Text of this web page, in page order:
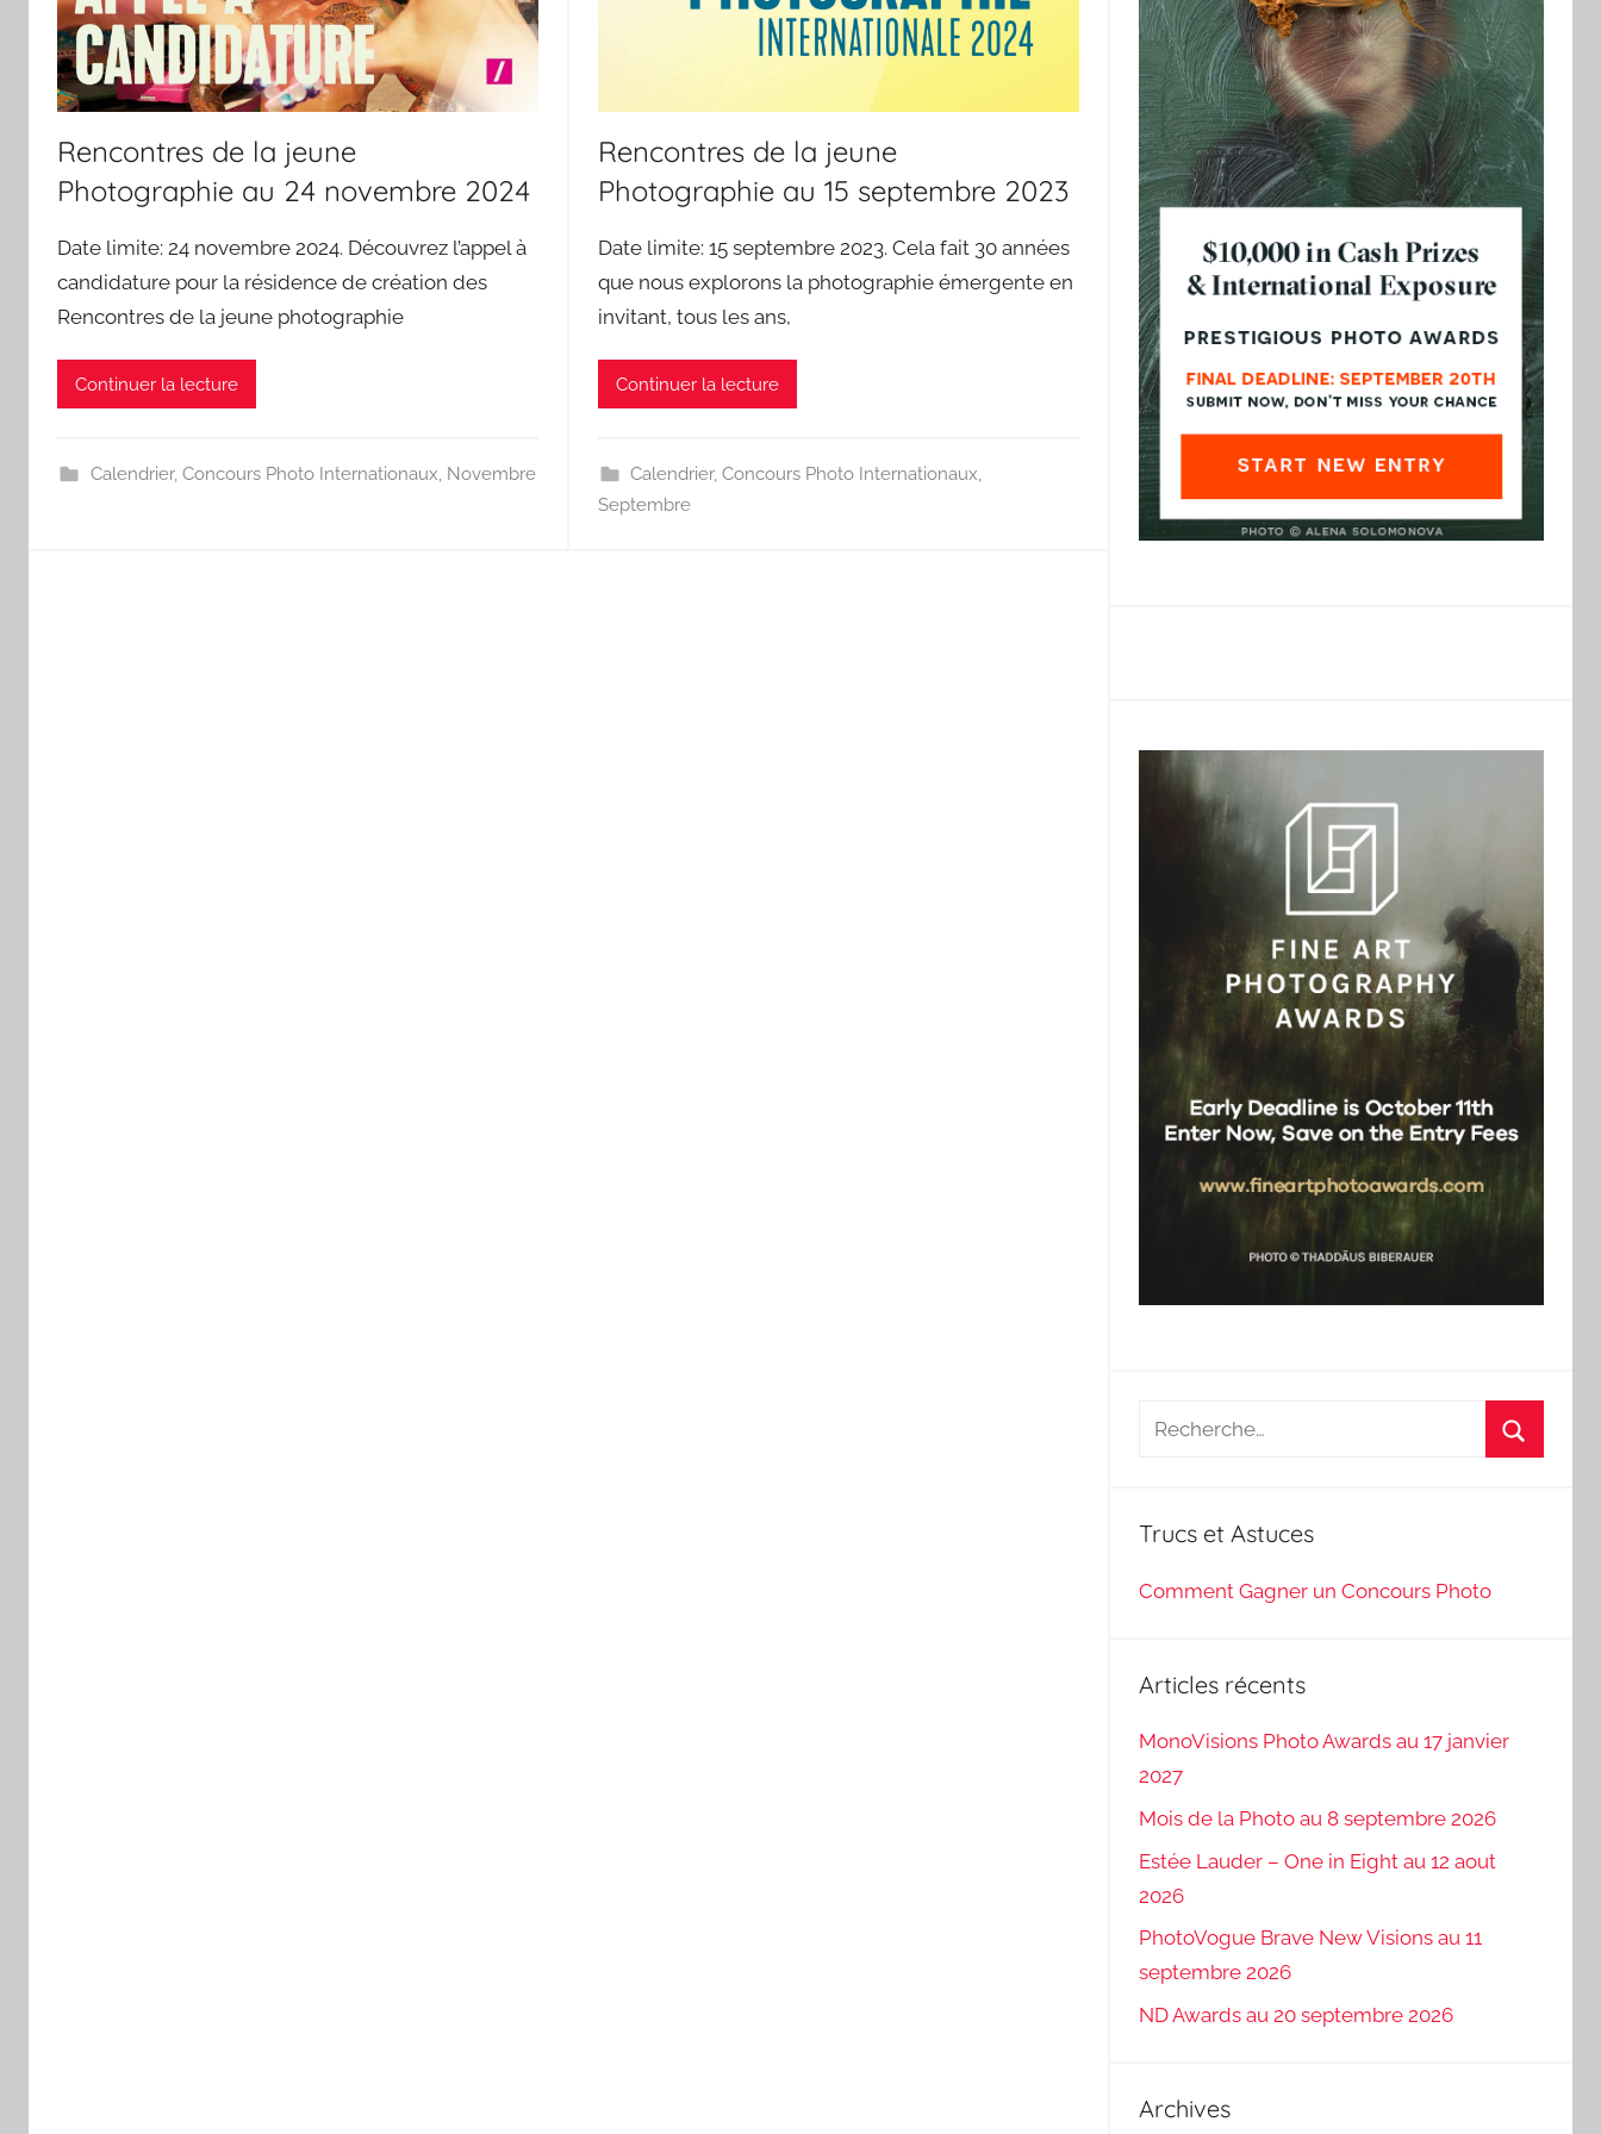
Rencontres de la jeune
Photographie au 24 novembre 2024
Date limite: 24 novembre 2024. Découvrez l’appel à
candidature pour la résidence de création des
Rencontres de la jeune photographie
Continuer la lecture
Calendrier, Concours Photo Internationaux, Novembre
Rencontres de la jeune
Photographie au 15 septembre 2023
Date limite: 15 septembre 2023. Cela fait 30 années
que nous explorons la photographie émergente en
invitant, tous les ans,
Continuer la lecture
Calendrier,Concours Photo Internationaux,
Septembre
Recherche
Trucs et Astuces
Comment Gagner un Concours Photo
Articles récents
MonoVisions Photo Awards au 17 janvier
2027
Mois de la Photo au 8 septembre 2026
Estée Lauder – One in Eight au 12 aout
2026
PhotoVogue Brave New Visions au 11
septembre 2026
ND Awards au 20 septembre 2026
Archives